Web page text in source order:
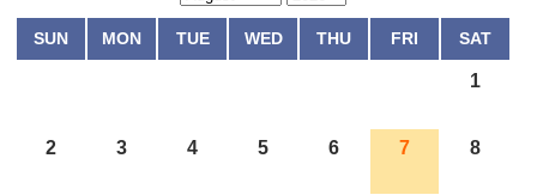
SUN MON TUE WED THU FRI SAT
1
2 3 4 5 6 7 8